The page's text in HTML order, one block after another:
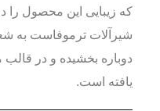
که زیبایی این محصول را
شیرآلات ترموفاست به
دوباره بخشیده و در
یافته است.